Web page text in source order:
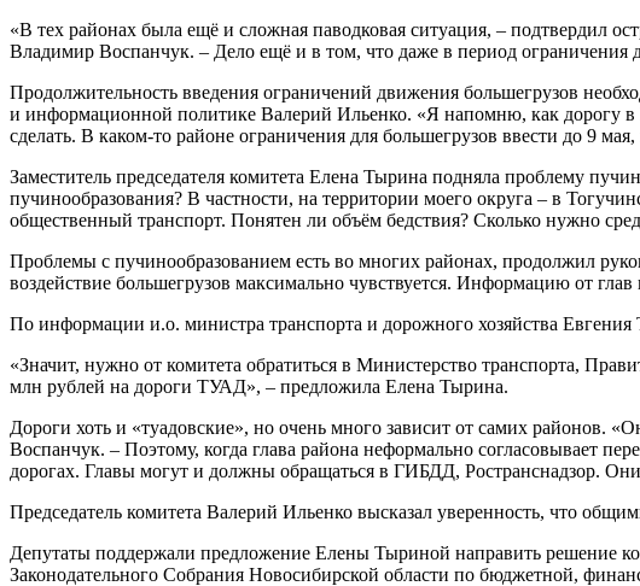
«В тех районах была ещё и сложная паводковая ситуация, – подтвердил
Владимир Воспанчук. – Дело ещё и в том, что даже в период
Продолжительность введения ограничений движения большегрузов
и информационной политике Валерий Ильенко. «Я напомню, как дорогу в
сделать. В каком-то районе ограничения для большегрузов ввести до 9
Заместитель председателя комитета Елена Тырина подняла проблему
пучинообразования? В частности, на территории моего округа – в
общественный транспорт. Понятен ли объём бедствия? Сколько нужно
Проблемы с пучинообразованием есть во многих районах, продолжил
воздействие большегрузов максимально чувствуется. Информацию от
По информации и.о. министра транспорта и дорожного хозяйства
«Значит, нужно от комитета обратиться в Министерство транспорта,
млн рублей на дороги ТУАД», – предложила Елена Тырина.
Дороги хоть и «туадовские», но очень много зависит от самих районов.
Воспанчук. – Поэтому, когда глава района неформально согласовывает
дорогах. Главы могут и должны обращаться в ГИБДД, Ространснадзор.
Председатель комитета Валерий Ильенко высказал уверенность, что
Депутаты поддержали предложение Елены Тыриной направить решение
Законодательного Собрания Новосибирской области по бюджетной,